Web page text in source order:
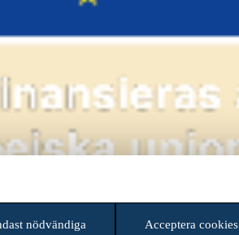
nödvändiga Acceptera cookies